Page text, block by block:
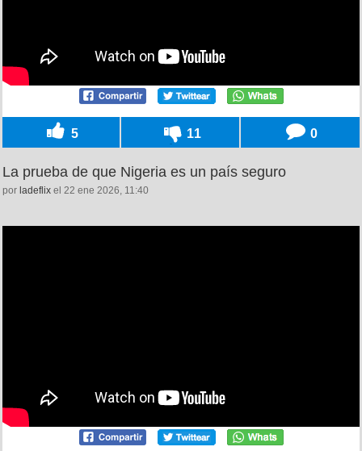
5 11 0
La prueba de que Nigeria es un país seguro
por ladeflix el 22 ene 2026, 11:40